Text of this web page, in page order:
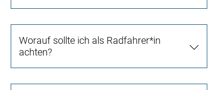
Worauf sollte ich als Radfahrer*in
achten?